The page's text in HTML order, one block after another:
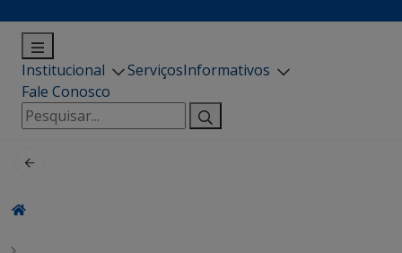
Institucional ServiçosInformativos
Fale Conosco
Pesquisar
por: